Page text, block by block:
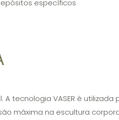
específicos
tecnologia VASER é
máxima na escultura